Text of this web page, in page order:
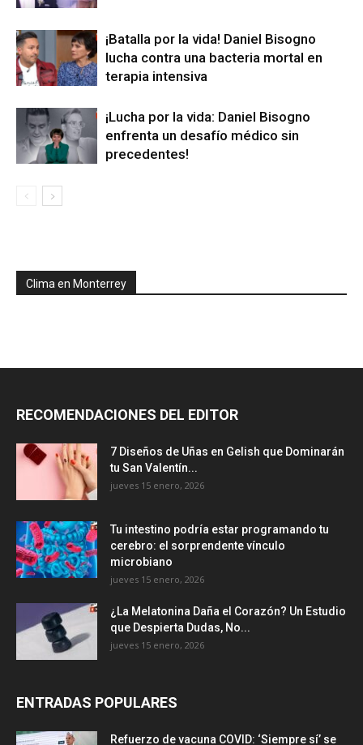
¡Batalla por la vida! Daniel Bisogno
lucha contra una bacteria mortal en
terapia intensiva
¡Lucha por la vida: Daniel Bisogno
enfrenta un desafío médico sin
precedentes!
Clima en Monterrey
RECOMENDACIONES DEL EDITOR
7 Diseños de Uñas en Gelish que Dominarán
tu San Valentín...
jueves 15 enero, 2026
Tu intestino podría estar programando tu
cerebro: el sorprendente vínculo
microbiano
jueves 15 enero, 2026
¿La Melatonina Daña el Corazón? Un Estudio
que Despierta Dudas, No...
jueves 15 enero, 2026
ENTRADAS POPULARES
Refuerzo de vacuna COVID: ‘Siempre sí’ se